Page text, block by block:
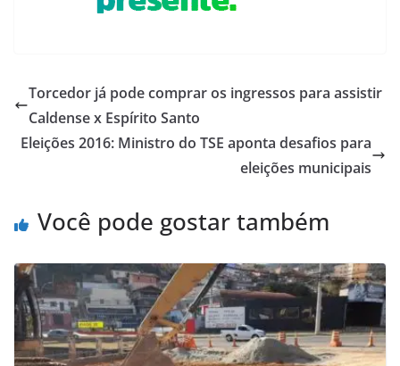
Torcedor já pode comprar os ingressos para assistir
Caldense x Espírito Santo
Eleições 2016: Ministro do TSE aponta desafios para
eleições municipais
Você pode gostar também